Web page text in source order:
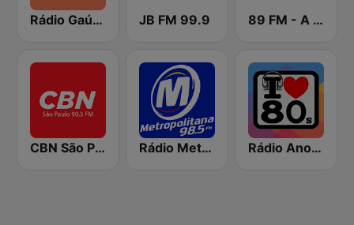
Rádio Gaúcha ZH JB FM 99.9 89 FM - A Rádio Rock
CBN São Paulo Rádio Metropolitana 98.5 FM Rádio Anos 80